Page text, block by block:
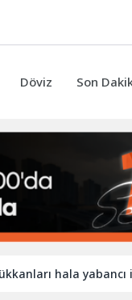
Döviz Son
yabancı işçilere